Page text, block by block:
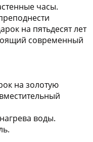
часы.
на пятьдесят лет
современный
на золотую
воды.